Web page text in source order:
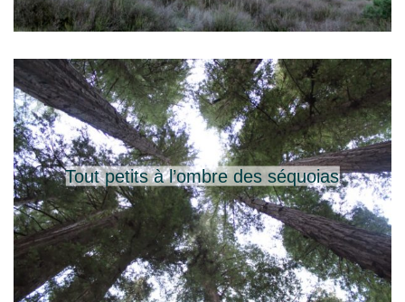
Tout petits à l’ombre des séquoias